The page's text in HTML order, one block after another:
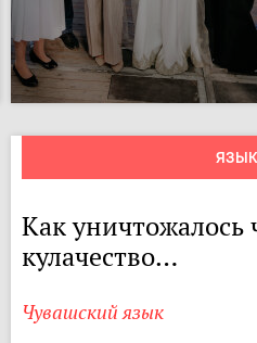
Как уничтожалось
кулачество…
Чувашский язык